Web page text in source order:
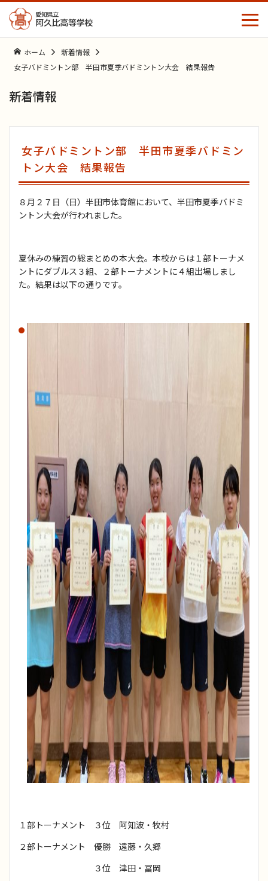
皆さんへ
学校案内
教育課程
交通アクセス
学校生活
学校行事
部活動
国際コミュニケーションコース
ホーム
新着情報
女子バドミントン部 半田市夏季バドミントン大会 結果報告
新着情報
女子バドミントン部 半田市夏季バドミン
トン大会 結果報告
８月２７日（日）半田市体育館において、半田市夏季バドミ
ントン大会が行われました。
夏休みの練習の総まとめの本大会。本校からは１部トーナメ
ントにダブルス３組、２部トーナメントに４組出場しまし
た。結果は以下の通りです。
１部トーナメント ３位 阿知波・牧村
２部トーナメント 優勝 遠藤・久郷
３位 津田・冨岡